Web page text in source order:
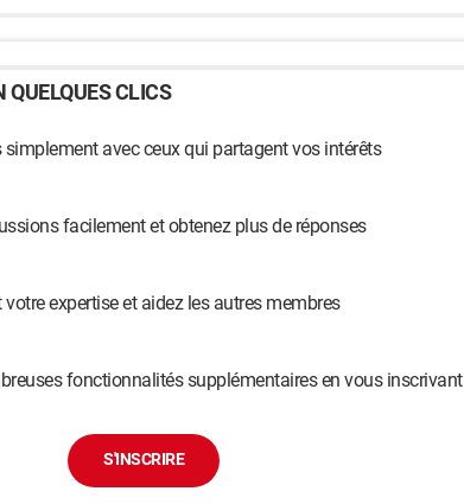
QUELQUES CLICS
simplement avec ceux qui partagent vos intérêts
facilement et obtenez plus de réponses
expertise et aidez les autres membres
fonctionnalités supplémentaires en vous inscrivant
S'INSCRIRE